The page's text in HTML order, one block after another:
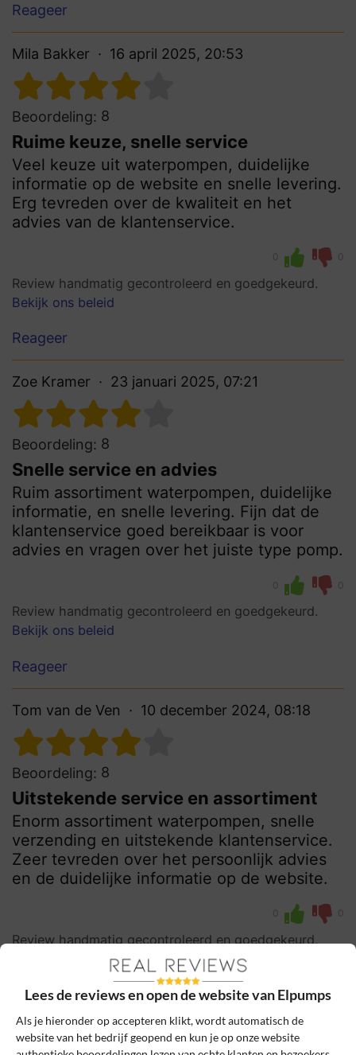
Reageer
Mila Bakker 16 april 2025, 20:53
Beoordeling: 8
Ruime keuze, snelle service
Veel keuze uit waterpompen, duidelijke
informatie op de website en snelle levering.
Erg tevreden over de kwaliteit en het
advies van de klantenservice.
0 0
Review handmatig gecontroleerd en goedgekeurd.
Bekijk ons beleid
Reageer
Zoe Kramer 23 januari 2025, 07:21
Beoordeling: 8
Snelle service en advies
Ruim assortiment waterpompen, duidelijke
informatie, en snelle levering. Fijn dat de
klantenservice goed bereikbaar is voor
advies en vragen over het juiste type pomp.
0 0
Review handmatig gecontroleerd en goedgekeurd.
Bekijk ons beleid
Reageer
Tom van de Ven 10 december 2024, 08:18
Beoordeling: 8
Uitstekende service en assortiment
Enorm assortiment waterpompen, snelle
verzending en uitstekende klantenservice.
Zeer tevreden over het persoonlijk advies
en de duidelijke informatie op de website.
0 0
Review handmatig gecontroleerd en goedgekeurd.
Bekijk ons beleid
Reageer
Schrijf een review
Lees de reviews en open de website van Elpumps
Als je hieronder op accepteren klikt, wordt automatisch de
website van het bedrijf geopend en kun je op onze website